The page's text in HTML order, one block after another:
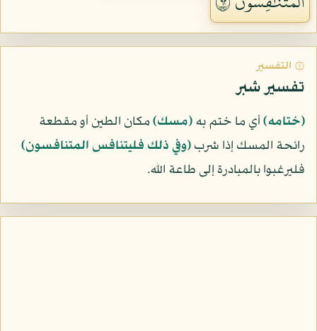
۞ التفسير
تفسير شبر
﴿ختامه﴾أي ما ختم به﴿مسك﴾مكان الطين أو مقطعة
رائحة المسك إذا شرب﴿وفي ذلك فليتنافس المتنافسون﴾
فليرغبوا بالمبادرة إلى طاعة الله.